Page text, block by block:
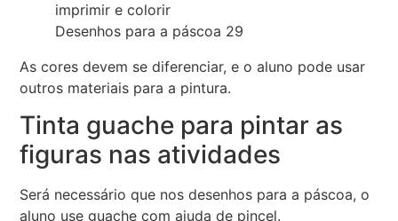
Desenhos para a páscoa 29
As cores devem se diferenciar, e o aluno pode usar
outros materiais para a pintura.
Tinta guache para pintar as
figuras nas atividades
Será necessário que nos desenhos para a páscoa, o
aluno use guache com ajuda de pincel.